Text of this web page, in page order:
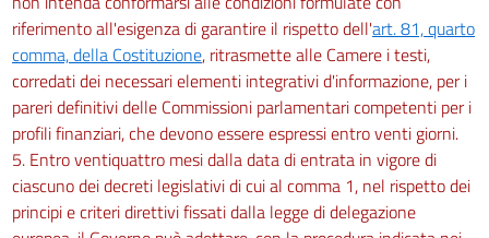
riferimento all'esigenza di garantire il rispetto dell'art. 81, quarto
comma, della Costituzione, ritrasmette alle Camere i testi,
corredati dei necessari elementi integrativi d'informazione, per i
pareri definitivi delle Commissioni parlamentari competenti per i
profili finanziari, che devono essere espressi entro venti giorni.
5. Entro ventiquattro mesi dalla data di entrata in vigore di
ciascuno dei decreti legislativi di cui al comma 1, nel rispetto dei
principi e criteri direttivi fissati dalla legge di delegazione